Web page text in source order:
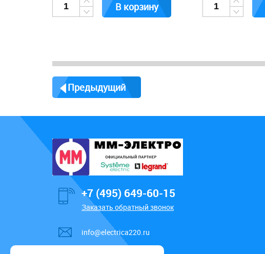
В корзину
Предыдущий
+7 (495) 649-60-15
Заказать обратный звонок
info@electrica220.ru